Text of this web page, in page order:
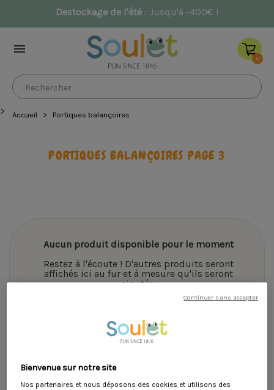
Destockage de l'été : Jusqu'à -400€ !

0
Accueil Portiques balançoires
>
PORTIQUES BALANÇOIRES PAGE 3
Aucun produit disponible pour le moment
Restez à l'écoute ! D'autres produits seront
affichés ici au fur et à mesure qu'ils seront
ajoutés.
Bienvenue sur notre site
Nos partenaires et nous déposons des cookies et utilisons des
Continuer sans accepter